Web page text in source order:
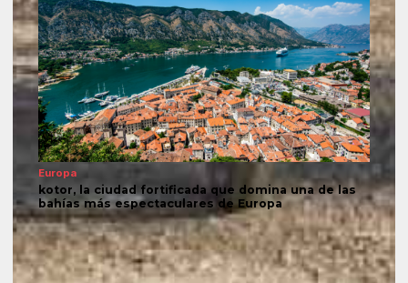
Europa
kotor, la ciudad fortificada que domina una de las
bahías más espectaculares de Europa